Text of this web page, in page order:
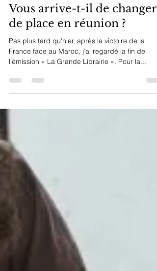
Louis VAREILLE
15 déc. 2022
1 min de lecture
Vous arrive-t-il de changer
de place en réunion ?
France face au Maroc, j’ai regardé la fin de
l’émission « La Grande Librairie ». Pour la...